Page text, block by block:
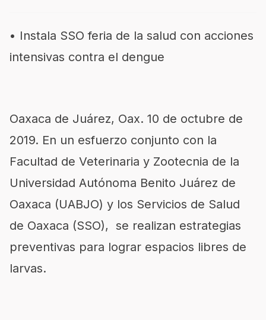
• Instala SSO feria de la salud con acciones
intensivas contra el dengue
Oaxaca de Juárez, Oax. 10 de octubre de
2019. En un esfuerzo conjunto con la
Facultad de Veterinaria y Zootecnia de la
Universidad Autónoma Benito Juárez de
Oaxaca (UABJO) y los Servicios de Salud
de Oaxaca (SSO), se realizan estrategias
preventivas para lograr espacios libres de
larvas.